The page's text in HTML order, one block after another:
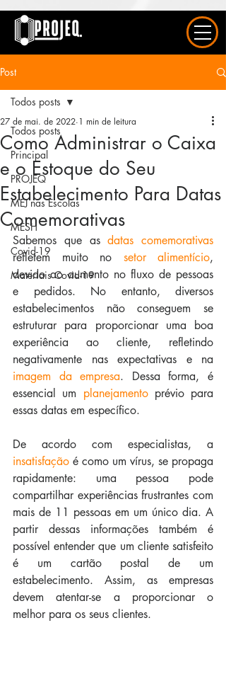
Post
Todos posts
Principal
PROJEQ
MEJ nas Escolas
MESH
Covid-19
Materiais Covid-19
Todos posts
Como Administrar o Caixa
e o Estoque do Seu
Estabelecimento Para Datas
Comemorativas
27 de mai. de 2022 1 min de leitura
Sabemos que as datas comemorativas
refletem muito no setor alimentício,
devido ao aumento no fluxo de pessoas
e pedidos. No entanto, diversos
estabelecimentos não conseguem se
estruturar para proporcionar uma boa
experiência ao cliente, refletindo
imagem da empresa. Dessa forma, é
essencial um planejamento prévio para
essas datas em específico.
insatisfação é como um vírus, se propaga
rapidamente: uma pessoa pode
compartilhar experiências frustrantes com
mais de 11 pessoas em um único dia. A
partir dessas informações também é
possível entender que um cliente satisfeito
é um cartão postal de um
estabelecimento. Assim, as empresas
devem atentar-se a proporcionar o
melhor para os seus clientes.